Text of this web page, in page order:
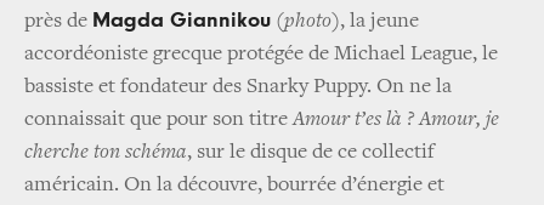
près de Magda Giannikou (photo), la jeune
accordéoniste grecque protégée de Michael League, le
bassiste et fondateur des Snarky Puppy. On ne la
connaissait que pour son titreAmour t’es là ? Amour, je
cherche ton schéma, sur le disque de ce collectif
américain. On la découvre, bourrée d’énergie et